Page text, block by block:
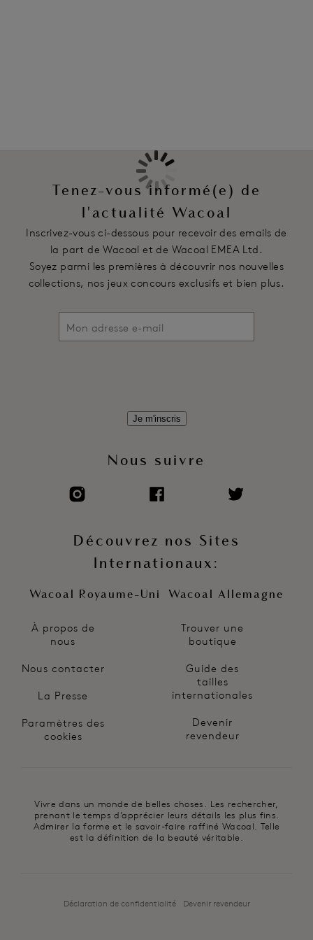
bordure plate pour une invisibilité totale sous les vêtements
Ceinture élastique décorative
Code produit : WE148005BLK
À propos de
nous
Nous contacter
La Presse
Paramètres des
cookies
Tenez-vous informé(e) de
l'actualité Wacoal
Inscrivez-vous ci-dessous pour recevoir des emails de
la part de Wacoal et de Wacoal EMEA Ltd.
Soyez parmi les premières à découvrir nos nouvelles
collections, nos jeux concours exclusifs et bien plus.
Je m'inscris
Nous suivre
Découvrez nos Sites
Internationaux:
Wacoal Royaume-Uni Wacoal Allemagne
Trouver une
boutique
Guide des
tailles
internationales
Devenir
revendeur
Vivre dans un monde de belles choses. Les rechercher,
prenant le temps d’apprécier leurs détails les plus fins.
Admirer la forme et le savoir-faire raffiné Wacoal. Telle
est la définition de la beauté véritable.
Déclaration de confidentialité Devenir revendeur